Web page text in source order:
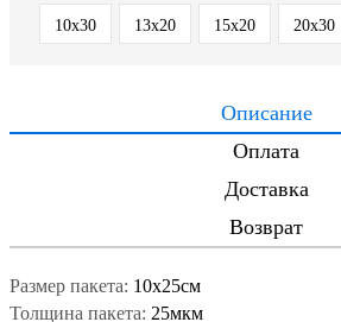
10x30 13x20 15x20 20x30
Описание
Оплата
Доставка
Возврат
Размер пакета: 10x25см
Толщина пакета: 25мкм